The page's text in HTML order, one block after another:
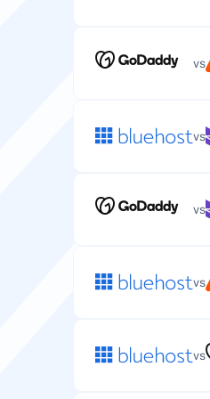
(enamiku pakettide
vs
vs
vs
vs
vs